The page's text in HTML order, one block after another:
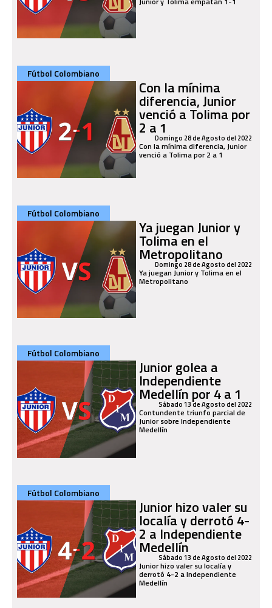
Fútbol Colombiano
Con la mínima
diferencia, Junior
venció a Tolima por
2 a 1Domingo 28 de Agosto del 2022
Con la mínima diferencia, Junior
venció a Tolima por 2 a 1
Fútbol Colombiano
Ya juegan Junior y
Tolima en el
Metropolitano
Domingo 28 de Agosto del 2022
Ya juegan Junior y Tolima en el
Metropolitano
Fútbol Colombiano
Junior golea a
Independiente
Medellín por 4 a 1
Sábado 13 de Agosto del 2022
Contundente triunfo parcial de
Junior sobre Independiente
Medellín
Fútbol Colombiano
Junior hizo valer su
localía y derrotó 4-
2 a Independiente
Medellín
Sábado 13 de Agosto del 2022
Junior hizo valer su localía y
derrotó 4-2 a Independiente
Medellín